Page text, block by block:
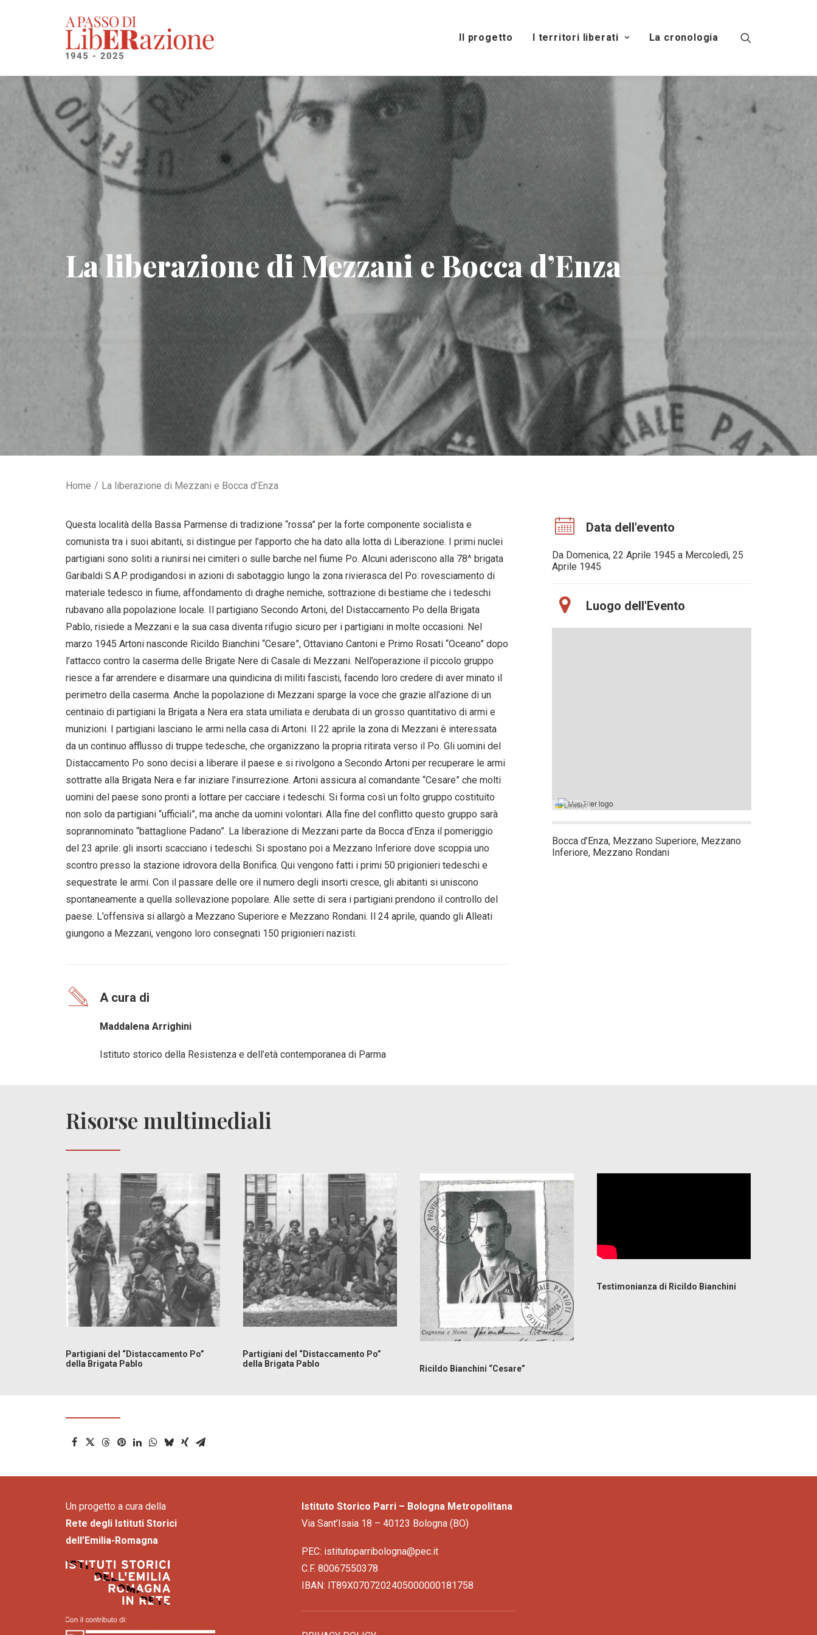
Il progetto I territori liberati La cronologia
La liberazione di Mezzani e Bocca d’Enza
Home La liberazione di Mezzani e Bocca d’Enza
Questa località della Bassa Parmense di tradizione “rossa” per la forte componente socialista e
comunista tra i suoi abitanti, si distingue per l’apporto che ha dato alla lotta di Liberazione. I primi nuclei
partigiani sono soliti a riunirsi nei cimiteri o sulle barche nel fiume Po. Alcuni aderiscono alla 78^ brigata
Garibaldi S.A.P. prodigandosi in azioni di sabotaggio lungo la zona rivierasca del Po: rovesciamento di
materiale tedesco in fiume, affondamento di draghe nemiche, sottrazione di bestiame che i tedeschi
rubavano alla popolazione locale. Il partigiano Secondo Artoni, del Distaccamento Po della Brigata
Pablo, risiede a Mezzani e la sua casa diventa rifugio sicuro per i partigiani in molte occasioni. Nel
marzo 1945 Artoni nasconde Ricildo Bianchini “Cesare”, Ottaviano Cantoni e Primo Rosati “Oceano” dopo
l’attacco contro la caserma delle Brigate Nere di Casale di Mezzani. Nell’operazione il piccolo gruppo
riesce a far arrendere e disarmare una quindicina di militi fascisti, facendo loro credere di aver minato il
perimetro della caserma. Anche la popolazione di Mezzani sparge la voce che grazie all’azione di un
centinaio di partigiani la Brigata a Nera era stata umiliata e derubata di un grosso quantitativo di armi e
munizioni. I partigiani lasciano le armi nella casa di Artoni. Il 22 aprile la zona di Mezzani è interessata
da un continuo afflusso di truppe tedesche, che organizzano la propria ritirata verso il Po. Gli uomini del
Distaccamento Po sono decisi a liberare il paese e si rivolgono a Secondo Artoni per recuperare le armi
sottratte alla Brigata Nera e far iniziare l’insurrezione. Artoni assicura al comandante “Cesare” che molti
uomini del paese sono pronti a lottare per cacciare i tedeschi. Si forma così un folto gruppo costituito
non solo da partigiani “ufficiali”, ma anche da uomini volontari. Alla fine del conflitto questo gruppo sarà
soprannominato “battaglione Padano”. La liberazione di Mezzani parte da Bocca d’Enza il pomeriggio
del 23 aprile: gli insorti scacciano i tedeschi. Si spostano poi a Mezzano Inferiore dove scoppia uno
scontro presso la stazione idrovora della Bonifica. Qui vengono fatti i primi 50 prigionieri tedeschi e
sequestrate le armi. Con il passare delle ore il numero degli insorti cresce, gli abitanti si uniscono
spontaneamente a quella sollevazione popolare. Alle sette di sera i partigiani prendono il controllo del
paese. L’offensiva si allargò a Mezzano Superiore e Mezzano Rondani. Il 24 aprile, quando gli Alleati
giungono a Mezzani, vengono loro consegnati 150 prigionieri nazisti.
A cura di
Maddalena Arrighini
Istituto storico della Resistenza e dell’età contemporanea di Parma
Data dell'evento
Da Domenica, 22 Aprile 1945 a Mercoledì, 25
Aprile 1945
Luogo dell'Evento
Leaflet
Bocca d’Enza, Mezzano Superiore, Mezzano
Inferiore, Mezzano Rondani
Risorse multimediali
Partigiani del “Distaccamento Po”
della Brigata Pablo
Partigiani del “Distaccamento Po”
della Brigata Pablo
Ricildo Bianchini “Cesare”
Testimonianza di Ricildo Bianchini
Un progetto a cura della
Rete degli Istituti Storici
dell’Emilia-Romagna
Istituto Storico Parri – Bologna Metropolitana
Via Sant’Isaia 18 – 40123 Bologna (BO)
PEC: istitutoparribologna@pec.it
C.F. 80067550378
IBAN: IT89X0707202405000000181758